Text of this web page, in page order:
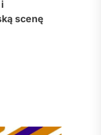
scenę